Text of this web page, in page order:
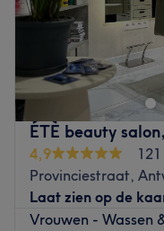
-Voorheen De
Patrick's International -
De Natuurlijke Kapper
La Maison des
Yasmin, die met hun
een fantastische
De specialiteit is
natuurlijke implanting
expertise op het
(natuurlijke)
ÉTÈ beauty
4,9
Provinciestraat,
Laat zien op de
Vrouwen - Wassen